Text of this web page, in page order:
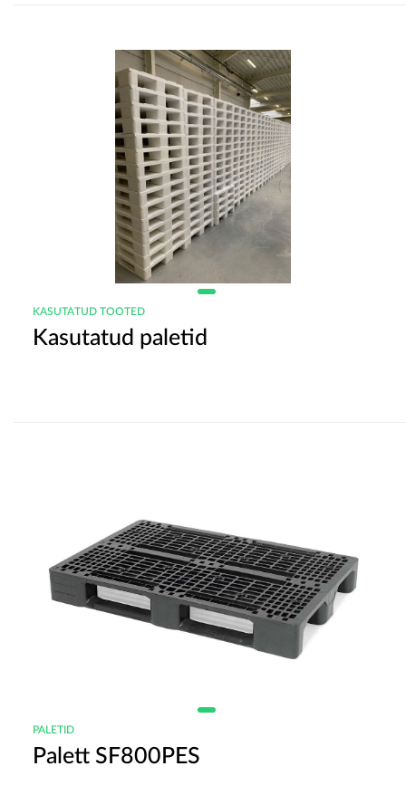
KASUTATUD TOOTED
Kasutatud paletid
PALETID
Palett SF800PES